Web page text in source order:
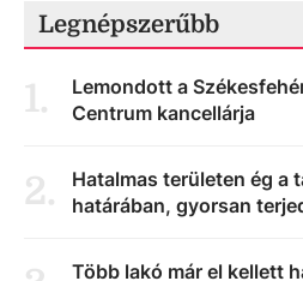
Legnépszerűbb
1.
Lemondott a
Centrum kancellárja
2.
Hatalmas területen ég a
határában, gyorsan
Több lakó már el kellett